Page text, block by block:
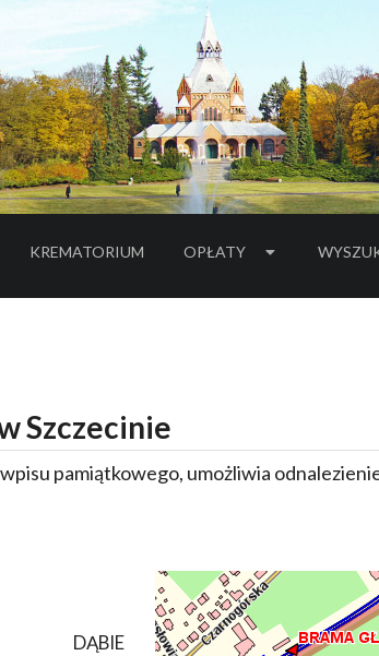
KREMATORIUM OPŁATY
Szczecinie
pamiątkowego, umożliwia
DĄBIE